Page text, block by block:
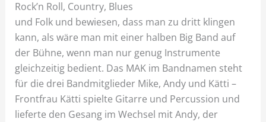
Rock’n Roll, Country, Blues
und Folk und bewiesen, dass man zu dritt klingen
kann, als wäre man mit einer halben Big Band auf
der Bühne, wenn man nur genug Instrumente
gleichzeitig bedient. Das MAK im Bandnamen steht
für die drei Bandmitglieder Mike, Andy und Kätti –
Frontfrau Kätti spielte Gitarre und Percussion und
lieferte den Gesang im Wechsel mit Andy, der